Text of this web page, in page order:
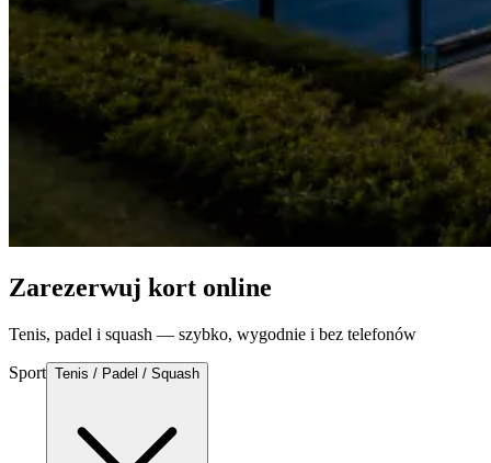
Zarezerwuj kort online
Tenis, padel i squash — szybko, wygodnie i bez telefonów
Sport Tenis / Padel / Squash